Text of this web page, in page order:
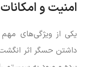
امنیت و
داشتن حسگر اثر انگشت